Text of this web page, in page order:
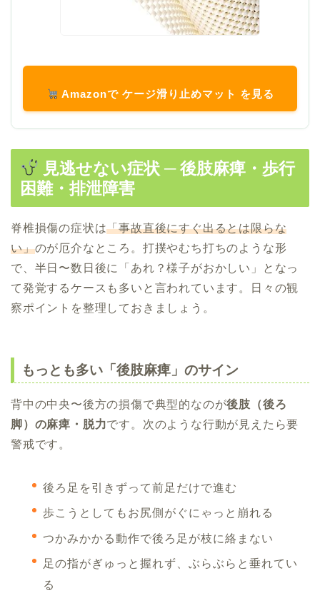
Amazonで ケージ滑り止めマット を見る
見逃せない症状 ─ 後肢麻痺・歩行
困難・排泄障害
脊椎損傷の症状は「事故直後にすぐ出るとは限らな
い」のが厄介なところ。打撲やむち打ちのような形
で、半日〜数日後に「あれ？様子がおかしい」となっ
て発覚するケースも多いと言われています。日々の観
察ポイントを整理しておきましょう。
もっとも多い「後肢麻痺」のサイン
背中の中央〜後方の損傷で典型的なのが後肢（後ろ
脚）の麻痺・脱力です。次のような行動が見えたら要
警戒です。
後ろ足を引きずって前足だけで進む
歩こうとしてもお尻側がぐにゃっと崩れる
つかみかかる動作で後ろ足が枝に絡まない
足の指がぎゅっと握れず、ぶらぶらと垂れてい
る